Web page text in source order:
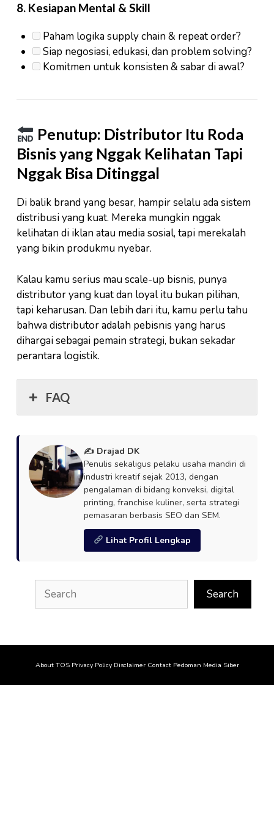
8. Kesiapan Mental & Skill
Paham logika supply chain & repeat order?
Siap negosiasi, edukasi, dan problem solving?
Komitmen untuk konsisten & sabar di awal?
Penutup: Distributor Itu Roda
Bisnis yang Nggak Kelihatan Tapi
Nggak Bisa Ditinggal
Di balik brand yang besar, hampir selalu ada sistem
distribusi yang kuat. Mereka mungkin nggak
kelihatan di iklan atau media sosial, tapi merekalah
yang bikin produkmu nyebar.
Kalau kamu serius mau scale-up bisnis, punya
distributor yang kuat dan loyal itu bukan pilihan,
tapi keharusan. Dan lebih dari itu, kamu perlu tahu
bahwa distributor adalah pebisnis yang harus
dihargai sebagai pemain strategi, bukan sekadar
perantara logistik.
FAQ
✍️ Drajad DK
Penulis sekaligus pelaku usaha mandiri di
industri kreatif sejak 2013, dengan
pengalaman di bidang konveksi, digital
printing, franchise kuliner, serta strategi
pemasaran berbasis SEO dan SEM.
Lihat Profil Lengkap
Search
Search
About TOS Privacy Policy Disclaimer Contact Pedoman Media Siber